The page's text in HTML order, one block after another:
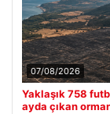
07/08/2026
Yaklaşık 758
ayda çıkan